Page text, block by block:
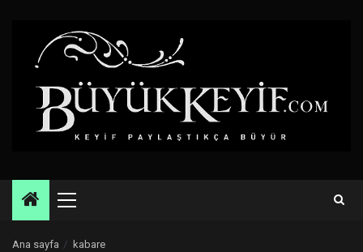
Primary
Ana sayfa kabare